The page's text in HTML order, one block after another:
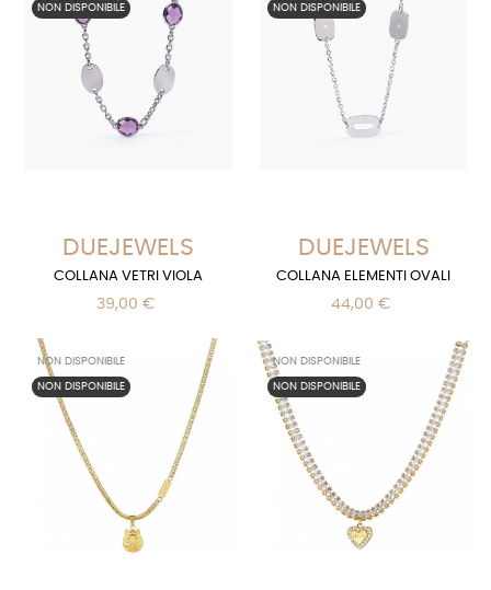
NON DISPONIBILE
DUEJEWELS
COLLANA VETRI VIOLA
39,00 €
NON DISPONIBILE
DUEJEWELS
COLLANA ELEMENTI OVALI
44,00 €
NON DISPONIBILE
NON DISPONIBILE
NON DISPONIBILE
NON DISPONIBILE